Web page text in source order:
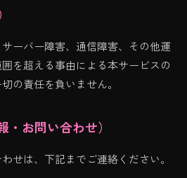
ーバー障害、通信障害、その他運
を超える事由による本サービスの
の責任を負いません。
・お問い合わせ）
せは、下記までご連絡ください。